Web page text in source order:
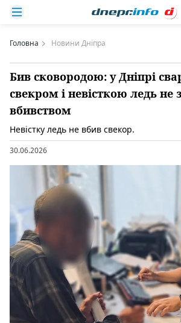
Головна Новини Дніпра
Бив сковородою: у Дніпрі
свекром і невісткою ледь не
вбивством
Невістку ледь не вбив свекор.
30.06.2026